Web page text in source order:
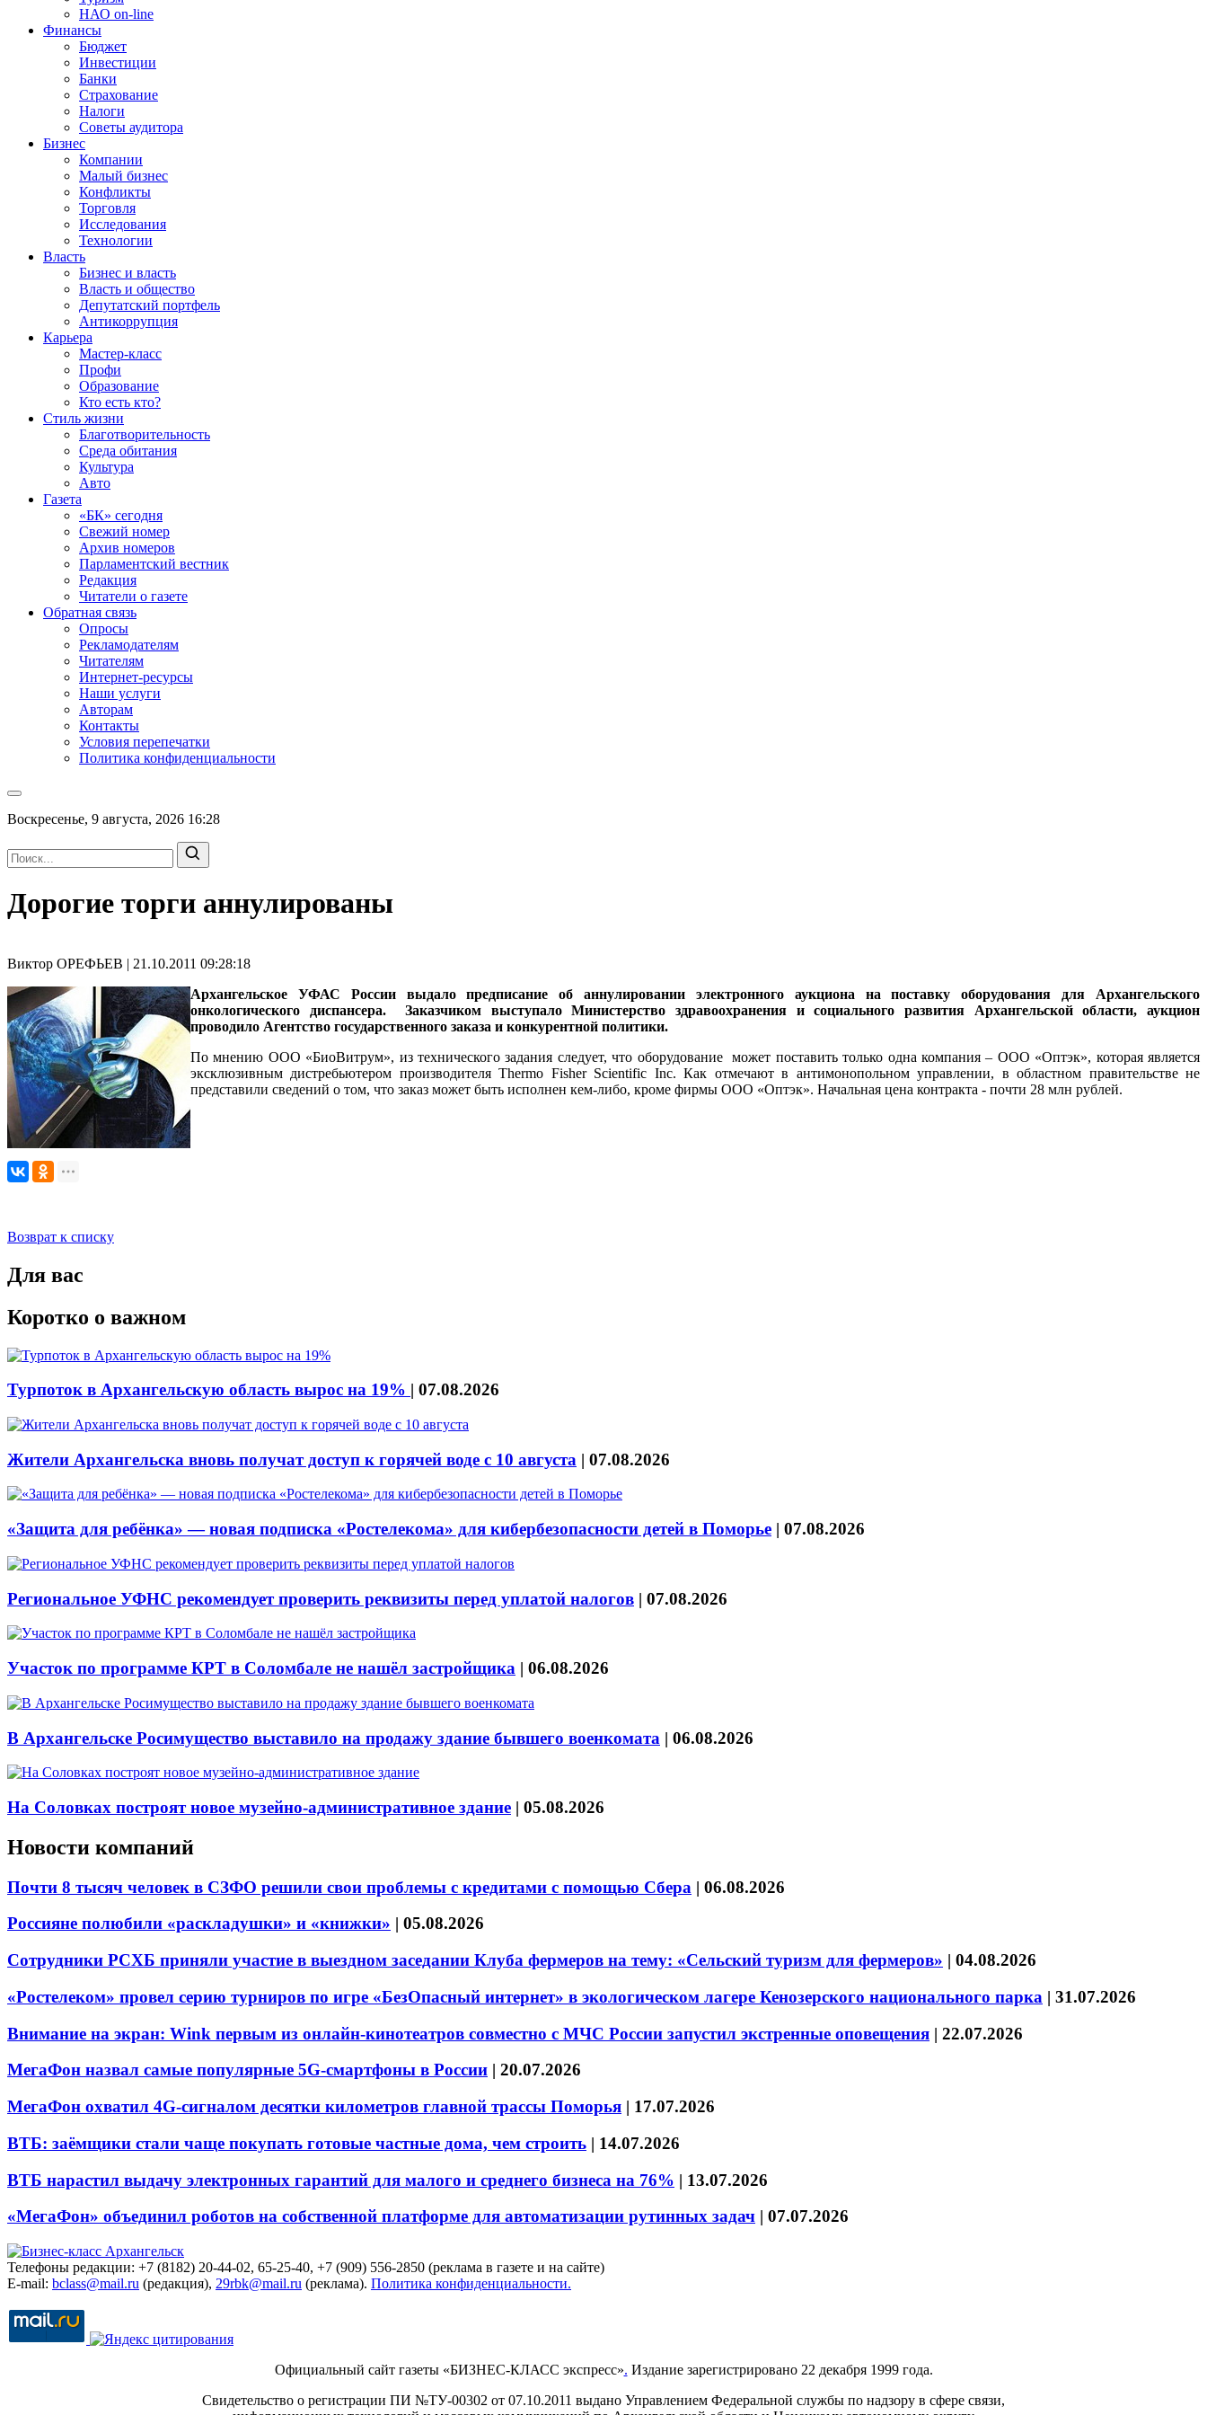
НАО on-line
Финансы
Бюджет
Инвестиции
Банки
Страхование
Налоги
Советы аудитора
Бизнес
Компании
Малый бизнес
Конфликты
Торговля
Исследования
Технологии
Власть
Бизнес и власть
Власть и общество
Депутатский портфель
Антикоррупция
Карьера
Мастер-класс
Профи
Образование
Кто есть кто?
Стиль жизни
Благотворительность
Среда обитания
Культура
Авто
Газета
«БК» сегодня
Свежий номер
Архив номеров
Парламентский вестник
Редакция
Читатели о газете
Обратная связь
Опросы
Рекламодателям
Читателям
Интернет-ресурсы
Наши услуги
Авторам
Контакты
Условия перепечатки
Политика конфиденциальности
Воскресенье, 9 августа, 2026 16:28
Дорогие торги аннулированы
Виктор ОРЕФЬЕВ | 21.10.2011 09:28:18
Архангельское УФАС России выдало предписание об аннулировании электронного аукциона на поставку оборудования для Архангельского
онкологического диспансера. Заказчиком выступало Министерство здравоохранения и социального развития Архангельской области, аукцион
проводило Агентство государственного заказа и конкурентной политики.
По мнению ООО «БиоВитрум», из технического задания следует, что оборудование может поставить только одна компания – ООО «Оптэк», которая является
эксклюзивным дистребьютером производителя Thermo Fisher Scientific Inc. Как отмечают в антимонопольном управлении, в областном правительстве не
представили сведений о том, что заказ может быть исполнен кем-либо, кроме фирмы ООО «Оптэк». Начальная цена контракта - почти 28 млн рублей.
Возврат к списку
Для вас
Коротко о важном
Турпоток в Архангельскую область вырос на 19% | 07.08.2026
Жители Архангельска вновь получат доступ к горячей воде с 10 августа | 07.08.2026
«Защита для ребёнка» — новая подписка «Ростелекома» для кибербезопасности детей в Поморье | 07.08.2026
Региональное УФНС рекомендует проверить реквизиты перед уплатой налогов | 07.08.2026
Участок по программе КРТ в Соломбале не нашёл застройщика | 06.08.2026
В Архангельске Росимущество выставило на продажу здание бывшего военкомата | 06.08.2026
На Соловках построят новое музейно-административное здание | 05.08.2026
Новости компаний
Почти 8 тысяч человек в СЗФО решили свои проблемы с кредитами с помощью Сбера | 06.08.2026
Россияне полюбили «раскладушки» и «книжки» | 05.08.2026
Сотрудники РСХБ приняли участие в выездном заседании Клуба фермеров на тему: «Сельский туризм для фермеров» | 04.08.2026
«Ростелеком» провел серию турниров по игре «БезОпасный интернет» в экологическом лагере Кенозерского национального парка | 31.07.2026
Внимание на экран: Wink первым из онлайн-кинотеатров совместно с МЧС России запустил экстренные оповещения | 22.07.2026
МегаФон назвал самые популярные 5G-смартфоны в России | 20.07.2026
МегаФон охватил 4G-сигналом десятки километров главной трассы Поморья | 17.07.2026
ВТБ: заёмщики стали чаще покупать готовые частные дома, чем строить | 14.07.2026
ВТБ нарастил выдачу электронных гарантий для малого и среднего бизнеса на 76% | 13.07.2026
«МегаФон» объединил роботов на собственной платформе для автоматизации рутинных задач | 07.07.2026
Телефоны редакции: +7 (8182) 20-44-02, 65-25-40, +7 (909) 556-2850 (реклама в газете и на сайте)
E-mail: bclass@mail.ru (редакция), 29rbk@mail.ru (реклама). Политика конфиденциальности.
Официальный сайт газеты «БИЗНЕС-КЛАСС экспресс». Издание зарегистрировано 22 декабря 1999 года.
Свидетельство о регистрации ПИ №ТУ-00302 от 07.10.2011 выдано Управлением Федеральной службы по надзору в сфере связи,